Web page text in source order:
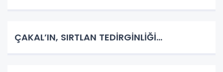
ÇAKAL’IN, SIRTLAN TEDİRGİNLİĞİ…